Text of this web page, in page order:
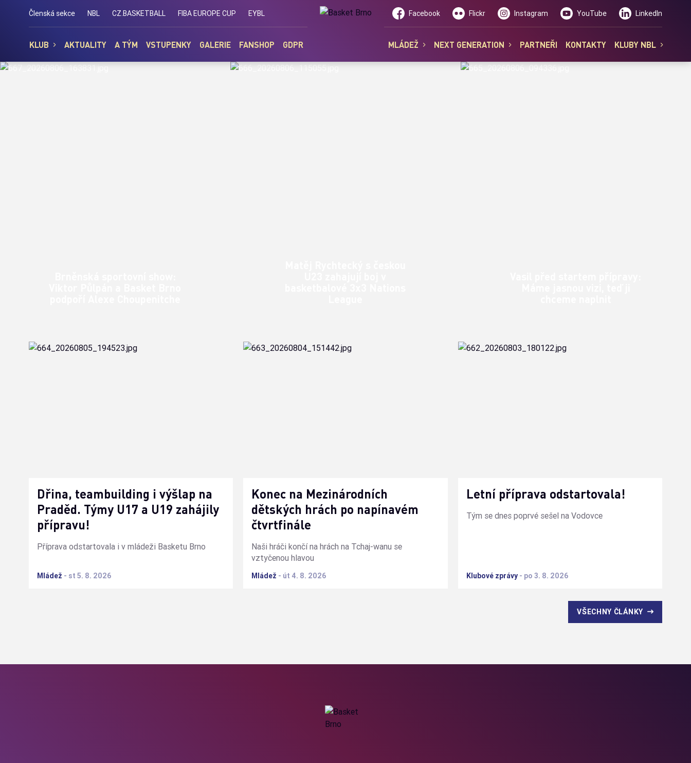
Členská sekce NBL CZ.BASKETBALL FIBA EUROPE CUP EYBL Facebook Flickr Instagram YouTube LinkedIn
KLUB AKTUALITY A TÝM VSTUPENKY GALERIE FANSHOP GDPR MLÁDEŽ NEXT GENERATION PARTNEŘI KONTAKTY KLUBY NBL
Klubové zprávy
čt 6. 8. 2026
Klubové zprávy
Klubové zprávy
Mládež - st 5. 8. 2026
Dřina, teambuilding i výšlap na
Praděd. Týmy U17 a U19 zahájily
přípravu!
Příprava odstartovala i v mládeži Basketu Brno
Mládež - út 4. 8. 2026
Konec na Mezinárodních
dětských hrách po napínavém
čtvrtfinále
Naši hráči končí na hrách na Tchaj-wanu se
vztyčenou hlavou
Klubové zprávy- po 3. 8. 2026
Letní příprava odstartovala!
Tým se dnes poprvé sešel na Vodovce
VŠECHNY ČLÁNKY